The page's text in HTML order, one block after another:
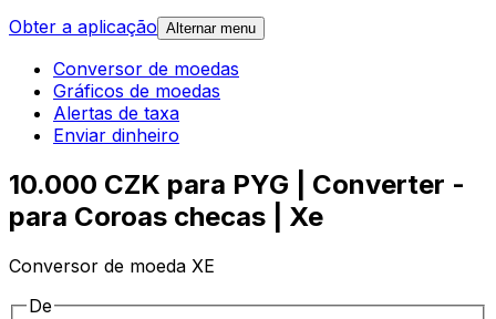
Obter a aplicação Alternar menu
Conversor de moedas
Gráficos de moedas
Alertas de taxa
Enviar dinheiro
10.000 CZK para PYG | Converter -
para Coroas checas | Xe
Conversor de moeda XE
De